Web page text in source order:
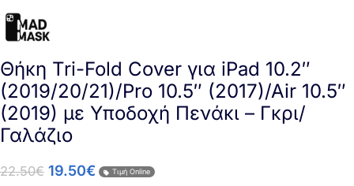
Θήκη Tri-Fold Cover για iPad 10.2″
(2019/20/21)/Pro 10.5″ (2017)/Air 10.5″
(2019) με Υποδοχή Πενάκι – Γκρι/
Γαλάζιο
22.50€ 19.50€ Τιμή Online